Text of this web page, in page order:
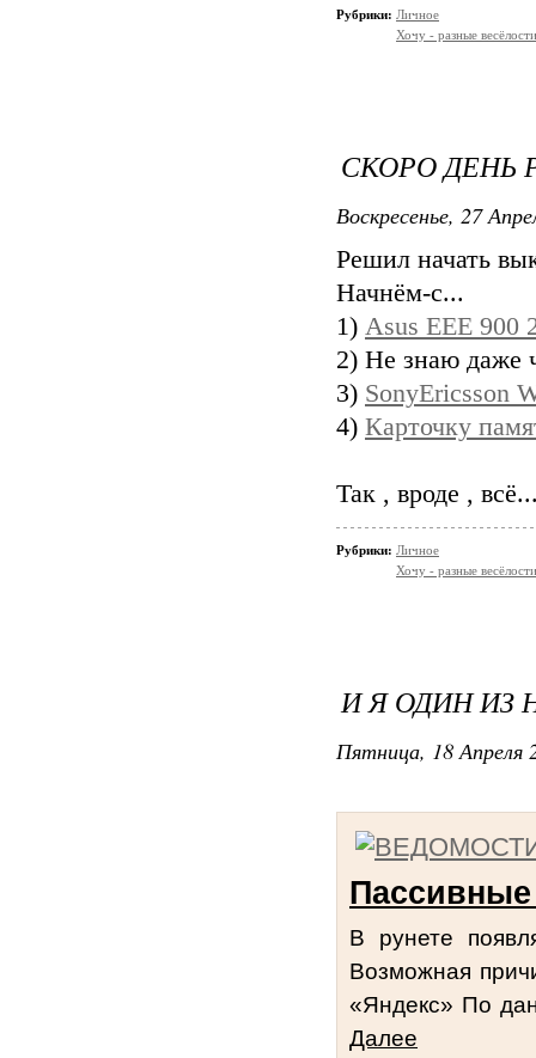
Рубрики: Личное
Хочу - разные
СКОРО ДЕНЬ
Воскресенье, 27
Решил начать
Начнём-с...
1) Asus EEE 900
2) Не знаю даже
3) SonyEricsson
4) Карточку
Так , вроде ,
Рубрики: Личное
Хочу - разные
И Я ОДИН ИЗ
Пятница, 18 Апреля
В рунете
Возможная
«Яндекс» По
Далее